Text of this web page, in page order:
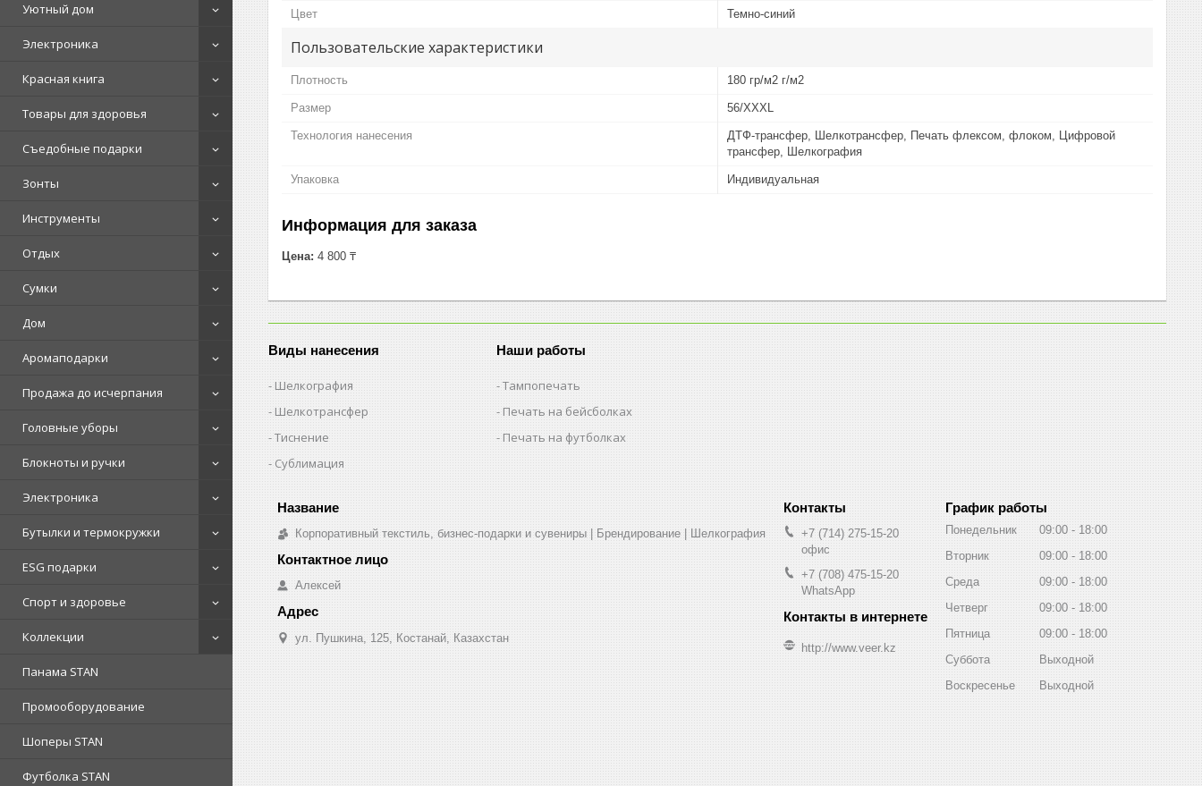
Уютный дом
Электроника
Красная книга
Товары для здоровья
Съедобные подарки
Зонты
Инструменты
Отдых
Сумки
Дом
Аромаподарки
Продажа до исчерпания
Головные уборы
Блокноты и ручки
Электроника
Бутылки и термокружки
ESG подарки
Спорт и здоровье
Коллекции
Панама STAN
Промооборудование
Шоперы STAN
Футболка STAN
Цвет Темно-синий
Пользовательские характеристики
Плотность 180 гр/м2 г/м2
Размер 56/XXXL
Технология нанесения
ДТФ-трансфер, Шелкотрансфер, Печать флексом, флоком, Цифровой
трансфер, Шелкография
Упаковка Индивидуальная
Информация для заказа
Цена: 4 800 ₸
Виды нанесения
Шелкография
Шелкотрансфер
Тиснение
Сублимация
Наши работы
Тампопечать
Печать на бейсболках
Печать на футболках
Корпоративный текстиль, бизнес-подарки и сувениры | Брендирование | Шелкография
Алексей
ул. Пушкина, 125, Костанай, Казахстан
+7 (714) 275-15-20
офис
+7 (708) 475-15-20
WhatsApp
http://www.veer.kz
График работы
Понедельник 09:00
18:00
Вторник
09:00
18:00
Среда
09:00
18:00
Четверг
09:00
18:00
Пятница
09:00
18:00
Суббота
Выходной
Воскресенье
Выходной